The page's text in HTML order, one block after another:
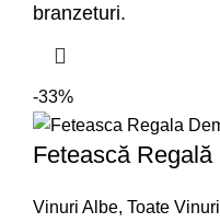
branzeturi.
-33%
Fetească
Vinuri Albe, Toate